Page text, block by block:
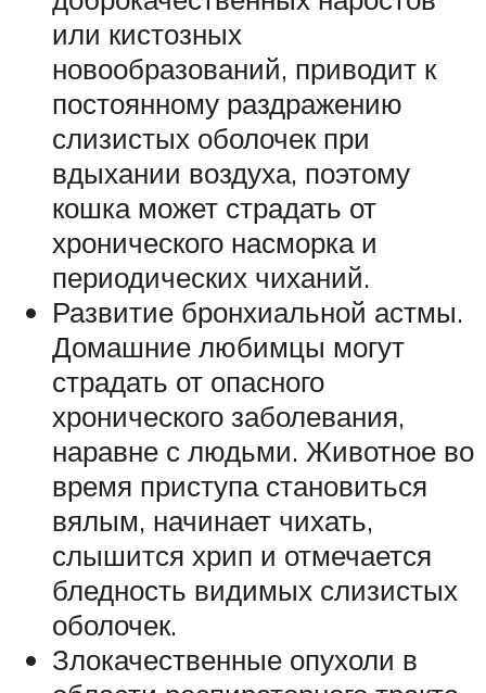
или кистозных
новообразований, приводит к
постоянному раздражению
слизистых оболочек при
вдыхании воздуха, поэтому
кошка может страдать от
хронического насморка и
периодических чиханий.
Развитие бронхиальной астмы.
Домашние любимцы могут
страдать от опасного
хронического заболевания,
наравне с людьми. Животное во
время приступа становиться
вялым, начинает чихать,
слышится хрип и отмечается
бледность видимых слизистых
оболочек.
Злокачественные опухоли в